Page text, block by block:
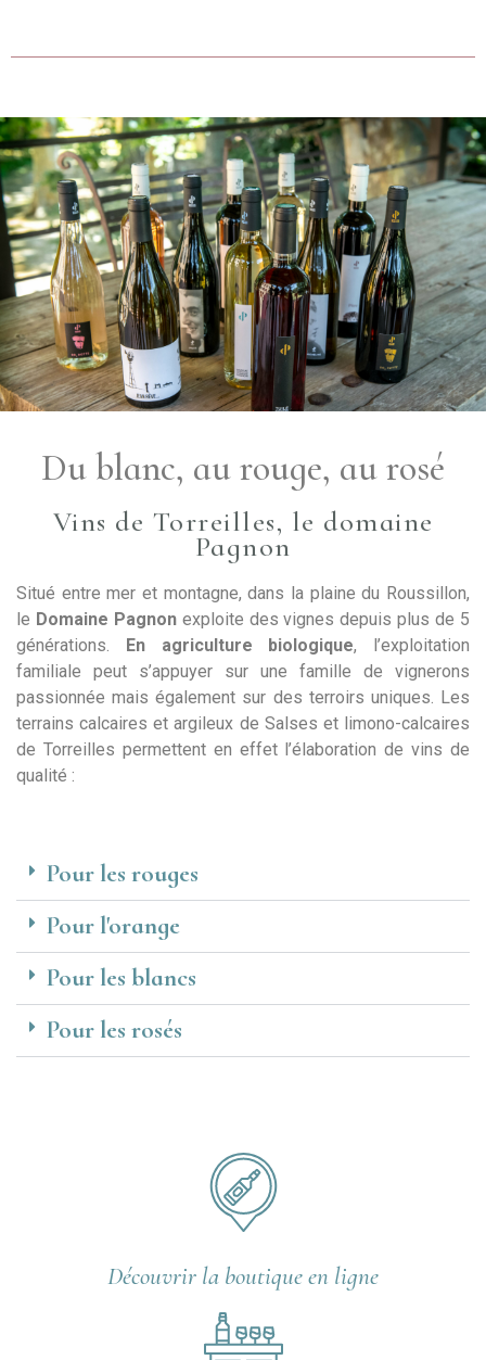
Du blanc, au rouge, au rosé
Vins de Torreilles, le domaine
Pagnon
Situé entre mer et montagne, dans la plaine du Roussillon,
le Domaine Pagnonexploite des vignes depuis plus de 5
générations. En agriculture biologique, l’exploitation
familiale peut s’appuyer sur une famille de vignerons
passionnée mais également sur des terroirs uniques. Les
terrains calcaires et argileux de Salses et limono-calcaires
de Torreilles permettent en effet l’élaboration de vins de
qualité :
Pour les rouges
Pour l'orange
Pour les blancs
Pour les rosés
Découvrir la boutique en ligne